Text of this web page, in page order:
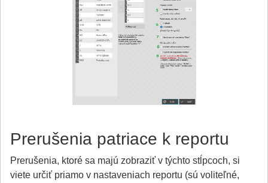
Prerušenia patriace k reportu
Prerušenia, ktoré sa majú zobraziť v týchto stĺpcoch, si
viete určiť priamo v nastaveniach reportu (sú voliteľné,